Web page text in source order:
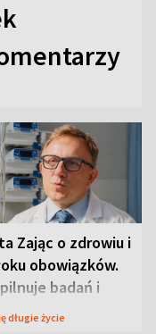
Zając o zdrowiu i
obowiązków.
badań i
długie życie